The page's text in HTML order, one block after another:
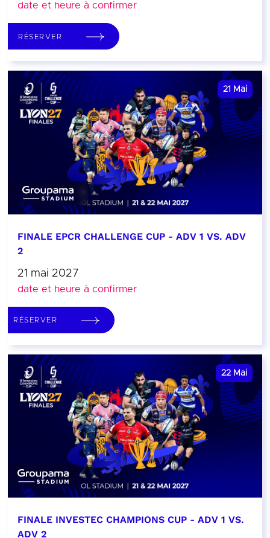
date et heure à confirmer
RÉSERVER
21 Mai
FINALE EPCR CHALLENGE CUP - ADV 1 VS. ADV
2
21 mai 2027
date et heure à confirmer
RÉSERVER
22 Mai
FINALE INVESTEC CHAMPIONS CUP - ADV 1 VS.
ADV 2